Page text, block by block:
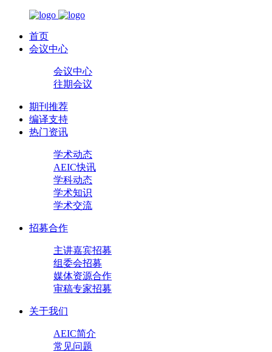
首页
会议中心
会议中心
往期会议
期刊推荐
编译支持
热门资讯
学术动态
AEIC快讯
学科动态
学术知识
学术交流
招募合作
主讲嘉宾招募
组委会招募
媒体资源合作
审稿专家招募
关于我们
AEIC简介
常见问题